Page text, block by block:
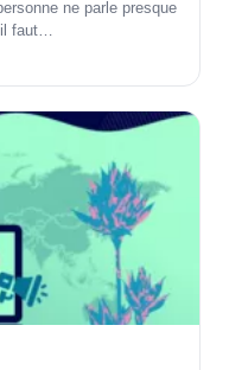
ne parle presque
faut…